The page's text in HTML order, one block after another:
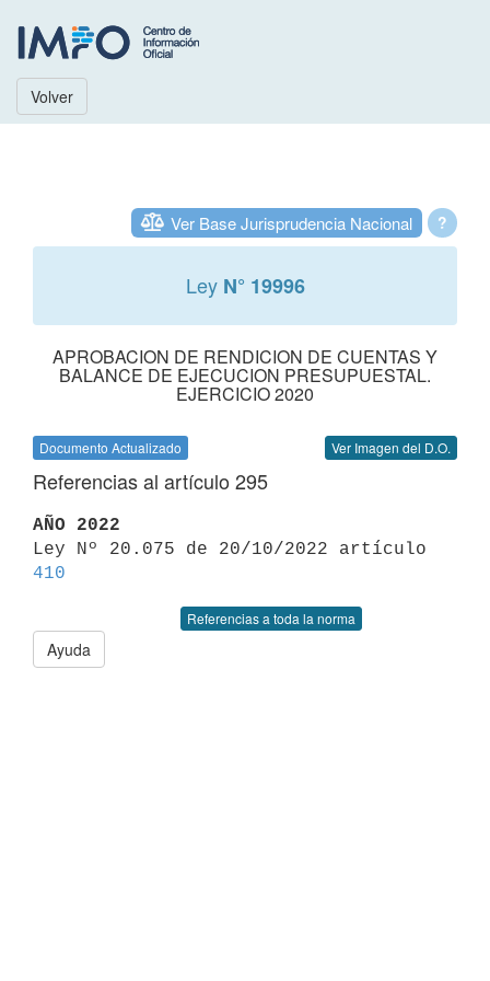
Volver
?
Ver Base Jurisprudencia Nacional
Ley N° 19996
APROBACION DE RENDICION DE CUENTAS Y
BALANCE DE EJECUCION PRESUPUESTAL.
EJERCICIO 2020
Documento Actualizado Ver Imagen del D.O.
Referencias al artículo 295
AÑO 2022
410
Referencias a toda la norma
Ayuda